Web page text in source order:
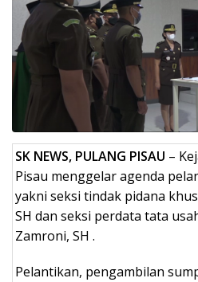
SK NEWS, PULANG PISAU –
Pisau menggelar agenda
yakni seksi tindak pidana
SH dan seksi perdata tata
Zamroni, SH .
Pelantikan, pengambilan